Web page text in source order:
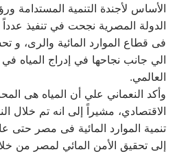
الدولة المصرية نجحت في تنفيذ
فى قطاع الموارد المائية والرى، و
الي جانب نجاحها في إدراج المياه
العالمي.
وأكد النعماني علي أن المياه هى
الاقتصادي، مشيراً إلى انه تم خلال
إلى تحقيق الأمن المائي لمصر من